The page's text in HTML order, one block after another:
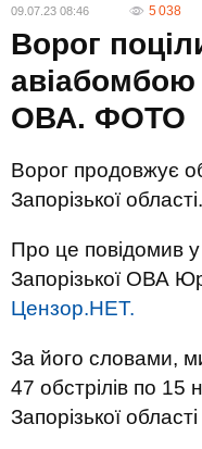
09.07.23 08:46 5 038
Ворог
авіабомбою
ОВА. ФОТО
Ворог продовжує
Запорізької області.
Про це повідомив у
Запорізької ОВА
Цензор.НЕТ.
За його словами,
47 обстрілів по 15
Запорізької області